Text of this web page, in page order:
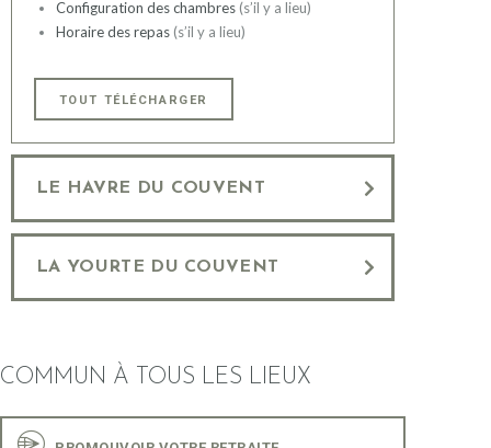
Configuration des chambres (s’il y a lieu)
Horaire des repas (s’il y a lieu)
TOUT TÉLÉCHARGER
LE HAVRE DU COUVENT
LA YOURTE DU COUVENT
COMMUN À TOUS LES LIEUX